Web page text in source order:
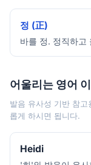
정 (正)
바를 정. 정직하고
어울리는 영어
발음 유사성 기반 참
롭게 하시면 됩니다.
Heidi